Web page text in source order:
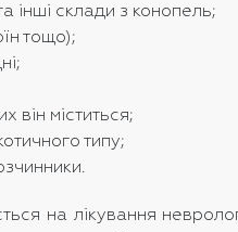
інші склади з конопель;
тощо);
він міститься;
типу;
на лікування